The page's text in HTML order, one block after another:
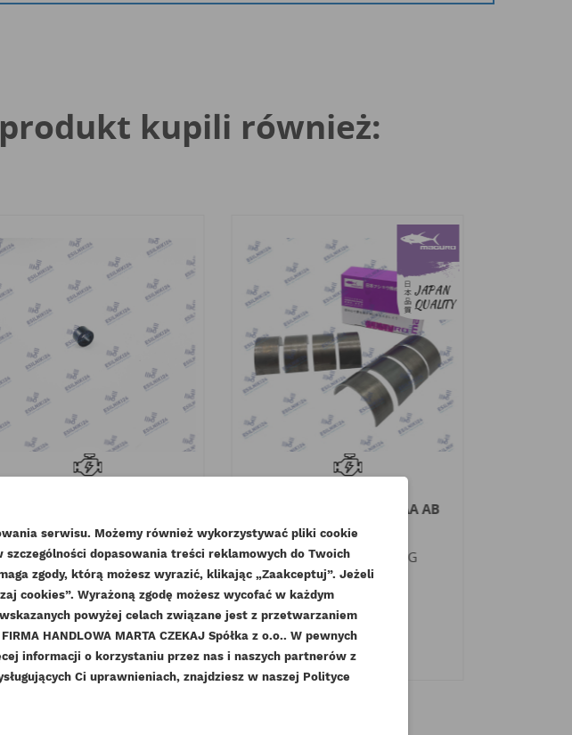
na swojej liście życzeń.
kupili również:
Indeks 33811113-KMP
Dostępny
1,85 złBrutto
1,50 złNetto
KORBOWODOWE STD AA AB
AK AR MAGURO
Indeks U5ME0034-MG
Dostępny
84,87 złBrutto
69,00 zł
serwisu. Możemy również wykorzystywać pliki cookie
dopasowania treści reklamowych do Twoich
zgody, którą możesz wyrazić, klikając „Zaakceptuj”. Jeżeli
cookies”. Wyrażoną zgodę możesz wycofać w każdym
powyżej celach związane jest z przetwarzaniem
HANDLOWA MARTA CZEKAJ Spółka z o.o.. W pewnych
informacji o korzystaniu przez nas i naszych partnerów z
Ci uprawnieniach, znajdziesz w naszej Polityce